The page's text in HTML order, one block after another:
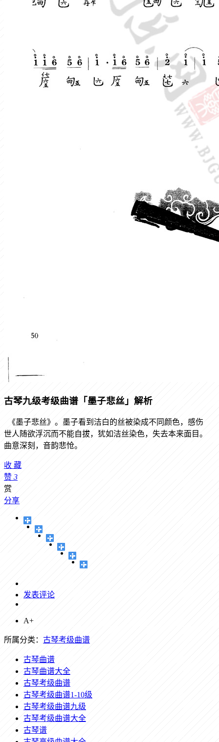
古琴九级考级曲谱「墨子悲丝」解析
《墨子悲丝》。墨子看到洁白的丝被染成不同颜色，感伤
世人随欲浮沉而不能自拔，犹如洁丝染色，失去本来面目。
曲意深刻，音韵悲怆。
收 藏
赞 3
赏
分享
发表评论
A+
所属分类： 古琴考级曲谱
古琴曲谱
古琴曲谱大全
古琴考级曲谱
古琴考级曲谱1-10级
古琴考级曲谱九级
古琴考级曲谱大全
古琴谱